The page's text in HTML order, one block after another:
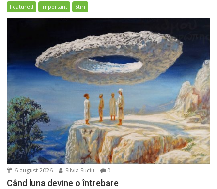
Featured Important Stiri
6 august 2026 Silvia Suciu 0
Când luna devine o întrebare